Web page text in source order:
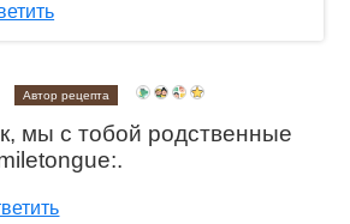
Автор рецепта
мы с тобой родственные